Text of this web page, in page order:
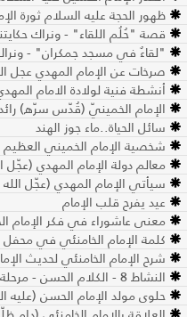
ظهور الحجة عليه السلام ثورة
قصة "حُلُم اللقاء" - ونراك
"لقاءٌ في مسجد جمكران" - ونراك
صرخات عن الإمام المهدي عجل
أنشطة فنية لولادة الامام
الإمام الخمينيّ (قُدّس سرّه)
سائل الحياة..ماء جوز الهند
شخصية الإمام الخميني
معالم دولة الإمام المهدي (عجّل
سيأتي الإمام المهدي (عجّل
عيد يفرح قلب الإمام
معنى عاشوراء في فكر الإمام
كلمة الإمام الخامنئي في محفل
شرح الإمام الخامنئي لحديث
النشاط 8 - الكلام الحسن - مرحلة الأشبال والزهرات
حلوى مولد الإمام الحسن (عليه